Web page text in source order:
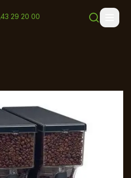
43 29 20 00